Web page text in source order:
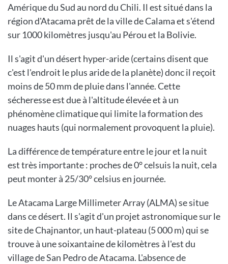
Amérique du Sud au nord du Chili. Il est situé dans la
région d'Atacama prêt de la ville de Calama et s'étend
sur 1000 kilomètres jusqu'au Pérou et la Bolivie.
Il s'agit d'un désert hyper-aride (certains disent que
c'est l'endroit le plus aride de la planète) donc il reçoit
moins de 50 mm de pluie dans l'année. Cette
sécheresse est due à l'altitude élevée et à un
phénomène climatique qui limite la formation des
nuages hauts (qui normalement provoquent la pluie).
La différence de température entre le jour et la nuit
est très importante : proches de 0° celsuis la nuit, cela
peut monter à 25/30° celsius en journée.
Le Atacama Large Millimeter Array (ALMA) se situe
dans ce désert. Il s'agit d'un projet astronomique sur le
site de Chajnantor, un haut-plateau (5 000 m) qui se
trouve à une soixantaine de kilomètres à l'est du
village de San Pedro de Atacama. L'absence de